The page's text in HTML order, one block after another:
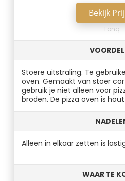
Bekijk
Fonq
Stoere uitstraling. Te
oven. Gemaakt van stoer
gebruik je niet alleen voor
broden. De pizza oven is
Alleen in elkaar zetten is
WAAR TE